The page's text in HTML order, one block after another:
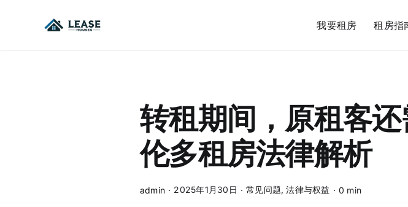
我要租房 租房指
转租期间，原租客
伦多租房法律解析
admin · 2025年1月30日 · 常见问题,法律与权益 · 0 min